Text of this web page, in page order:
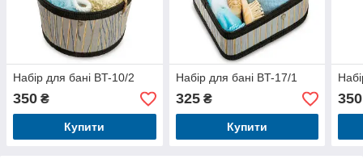
Набір для бані BT-10/2
350 ₴
Купити
Набір для бані BT-17/1
325₴
Купити
350